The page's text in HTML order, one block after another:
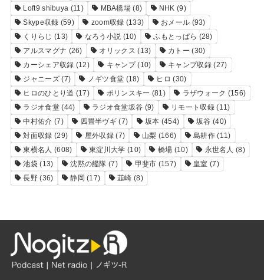
Loft9 shibuya (11) MBA橋場 (8) NHK (9)
Skype収録 (59) zoom収録 (133) おメール (93)
くりらじ (13) なろう小説 (10) ふもとっぱら (28)
アルスマグナ (26) オリックス (13) カトー (30)
カーシェア収録 (12) キャンプ(10) キャンプ収録(27)
ジャニーズ(7) ノギツ食堂 (18) ヒロ (30)
ヒロのひとり道 (17) ポリンスキー (81) ラザウォーク (156)
ラジオ食堂(44) ラジオ食堂坂谷 (9) リモート収録(11)
中村佑介 (7) 四畳半ヴギ (7) 坂本 (454) 坂谷 (40)
対面収録 (29) 屋外収録 (7) 山梨 (166) 島耕作(11)
東横名人 (608) 東淀川大学 (10) 橋場 (10) 永世名人 (8)
池袋 (13) 沈黙の艦隊 (7) 甲斐市 (157) 皇室 (7)
長野 (36) 静岡 (17) 韮崎 (8)